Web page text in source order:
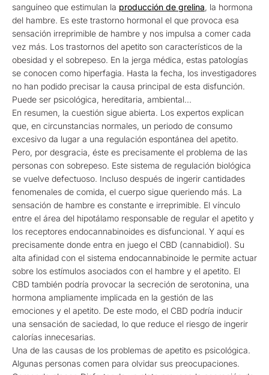
sanguíneo que estimulan la producción de grelina, la hormona
del hambre. Es este trastorno hormonal el que provoca esa
sensación irreprimible de hambre y nos impulsa a comer cada
vez más. Los trastornos del apetito son característicos de la
obesidad y el sobrepeso. En la jerga médica, estas patologías
se conocen como hiperfagia. Hasta la fecha, los investigadores
no han podido precisar la causa principal de esta disfunción.
Puede ser psicológica, hereditaria, ambiental...
En resumen, la cuestión sigue abierta. Los expertos explican
que, en circunstancias normales, un periodo de consumo
excesivo da lugar a una regulación espontánea del apetito.
Pero, por desgracia, éste es precisamente el problema de las
personas con sobrepeso. Este sistema de regulación biológica
se vuelve defectuoso. Incluso después de ingerir cantidades
fenomenales de comida, el cuerpo sigue queriendo más. La
sensación de hambre es constante e irreprimible. El vínculo
entre el área del hipotálamo responsable de regular el apetito y
los receptores endocannabinoides es disfuncional. Y aquí es
precisamente donde entra en juego el CBD (cannabidiol). Su
alta afinidad con el sistema endocannabinoide le permite actuar
sobre los estímulos asociados con el hambre y el apetito. El
CBD también podría provocar la secreción de serotonina, una
hormona ampliamente implicada en la gestión de las
emociones y el apetito. De este modo, el CBD podría inducir
una sensación de saciedad, lo que reduce el riesgo de ingerir
calorías innecesarias.
Una de las causas de los problemas de apetito es psicológica.
Algunas personas comen para olvidar sus preocupaciones.